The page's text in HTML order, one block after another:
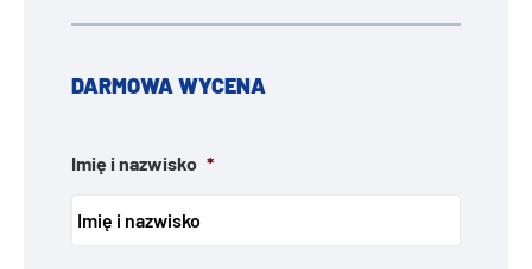
DARMOWA WYCENA
Imię i nazwisko *